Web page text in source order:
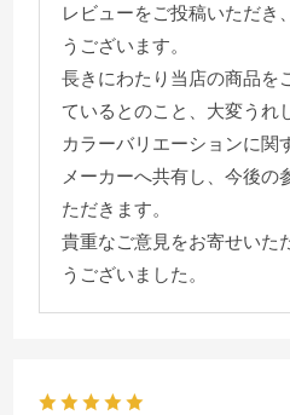
レビューをご投稿いただき
うございます。
長きにわたり当店の商品を
ているとのこと、大変うれ
カラーバリエーションに関
メーカーへ共有し、今後の
ただきます。
貴重なご意見をお寄せいた
うございました。